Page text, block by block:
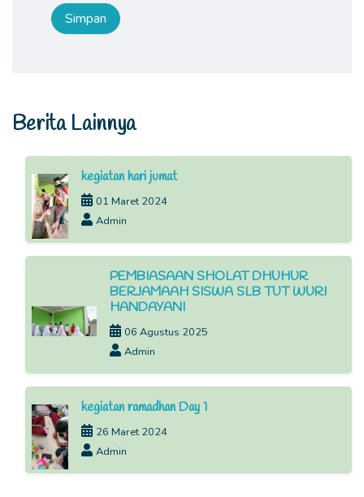
Berita Lainnya
kegiatan hari jumat
01 Maret 2024
Admin
PEMBIASAAN SHOLAT DHUHUR
BERJAMAAH SISWA SLB TUT WURI
HANDAYANI
06 Agustus 2025
Admin
kegiatan ramadhan Day 1
26 Maret 2024
Admin